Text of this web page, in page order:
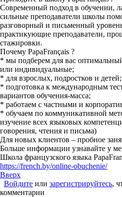
Современный подход в обучении,
сильные преподаватели школы
разговорный и письменный
практикующие преподаватели,
стажировки.
Почему PapaFrançais ?
* мы подберем для вас
или индивидуальные;
* для взрослых, подростков и детей;
* подготовка к международным
вариантов обучения-масса;
* работаем с частными и
* обучаем по коммуникативной
изучение всех языковых
говорения, чтения и письма)
Для новых клиентов – пробное
Больше информации узнавайте у
Школа французского языка
https://french.by/online-obuchenie/
Вверх
Войдите или зарегистрируйтесь,
комментарии